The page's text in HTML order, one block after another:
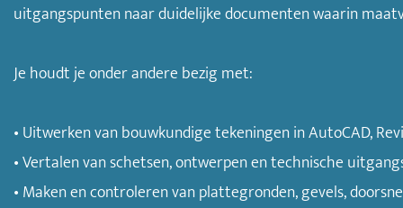
uitgangspunten naar duidelijke documenten waarin
Je houdt je onder andere bezig met:
• Uitwerken van bouwkundige tekeningen in AutoCAD,
• Vertalen van schetsen, ontwerpen en technische
• Maken en controleren van plattegronden, gevels,